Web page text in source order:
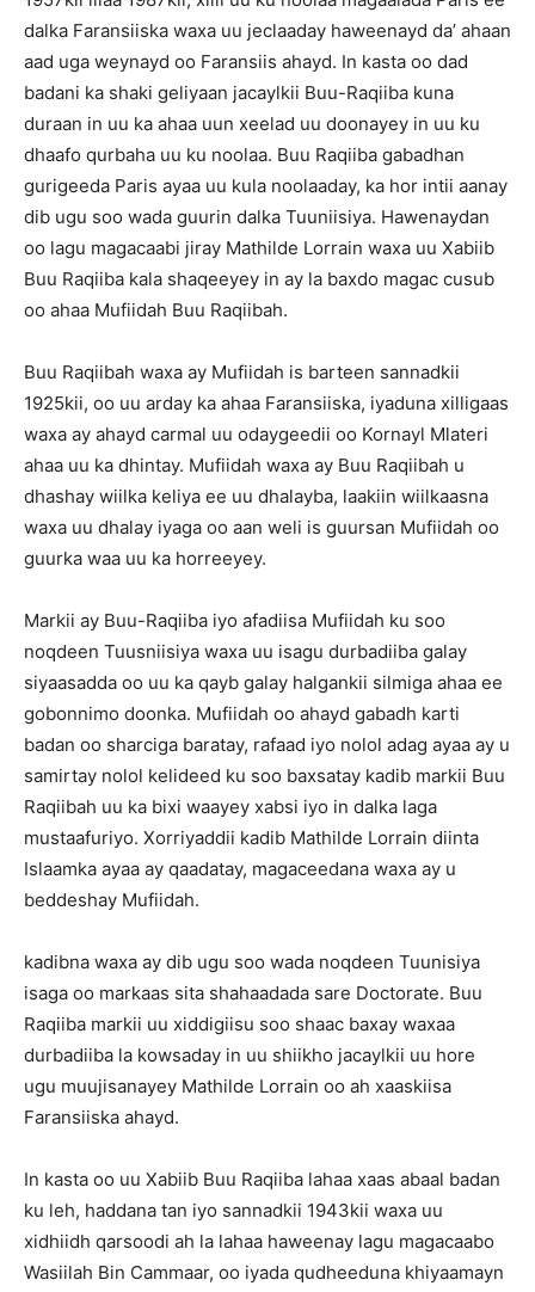
dalka Faransiiska waxa uu jeclaaday haweenayd da’ ahaan
aad uga weynayd oo Faransiis ahayd. In kasta oo dad
badani ka shaki geliyaan jacaylkii Buu-Raqiiba kuna
duraan in uu ka ahaa uun xeelad uu doonayey in uu ku
dhaafo qurbaha uu ku noolaa. Buu Raqiiba gabadhan
gurigeeda Paris ayaa uu kula noolaaday, ka hor intii aanay
dib ugu soo wada guurin dalka Tuuniisiya. Hawenaydan
oo lagu magacaabi jiray Mathilde Lorrain waxa uu Xabiib
Buu Raqiiba kala shaqeeyey in ay la baxdo magac cusub
oo ahaa Mufiidah Buu Raqiibah.
Buu Raqiibah waxa ay Mufiidah is barteen sannadkii
1925kii, oo uu arday ka ahaa Faransiiska, iyaduna xilligaas
waxa ay ahayd carmal uu odaygeedii oo Kornayl Mlateri
ahaa uu ka dhintay. Mufiidah waxa ay Buu Raqiibah u
dhashay wiilka keliya ee uu dhalayba, laakiin wiilkaasna
waxa uu dhalay iyaga oo aan weli is guursan Mufiidah oo
guurka waa uu ka horreeyey.
Markii ay Buu-Raqiiba iyo afadiisa Mufiidah ku soo
noqdeen Tuusniisiya waxa uu isagu durbadiiba galay
siyaasadda oo uu ka qayb galay halgankii silmiga ahaa ee
gobonnimo doonka. Mufiidah oo ahayd gabadh karti
badan oo sharciga baratay, rafaad iyo nolol adag ayaa ay u
samirtay nolol kelideed ku soo baxsatay kadib markii Buu
Raqiibah uu ka bixi waayey xabsi iyo in dalka laga
mustaafuriyo. Xorriyaddii kadib Mathilde Lorrain diinta
Islaamka ayaa ay qaadatay, magaceedana waxa ay u
beddeshay Mufiidah.
kadibna waxa ay dib ugu soo wada noqdeen Tuunisiya
isaga oo markaas sita shahaadada sare Doctorate. Buu
Raqiiba markii uu xiddigiisu soo shaac baxay waxaa
durbadiiba la kowsaday in uu shiikho jacaylkii uu hore
ugu muujisanayey Mathilde Lorrain oo ah xaaskiisa
Faransiiska ahayd.
In kasta oo uu Xabiib Buu Raqiiba lahaa xaas abaal badan
ku leh, haddana tan iyo sannadkii 1943kii waxa uu
xidhiidh qarsoodi ah la lahaa haweenay lagu magacaabo
Wasiilah Bin Cammaar, oo iyada qudheeduna khiyaamayn